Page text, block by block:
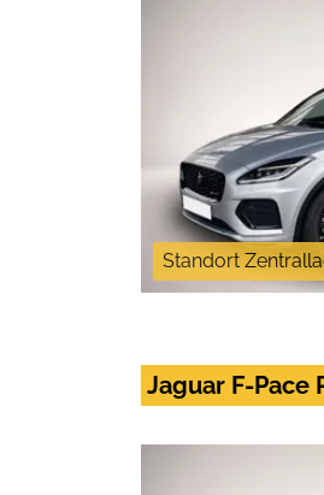
Standort
Jaguar F-Pace